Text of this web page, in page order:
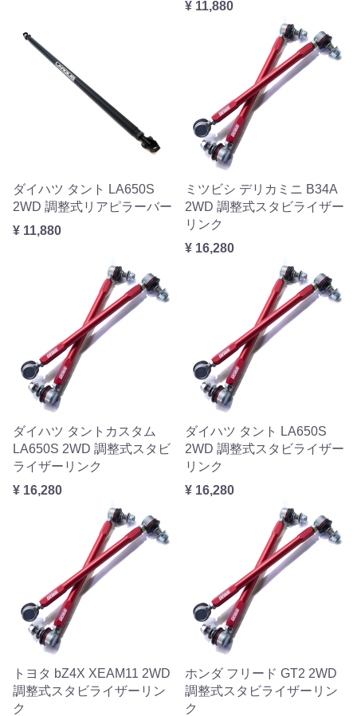
¥ 11,880
ダイハツ タント LA650S
2WD 調整式リアピラーバー
¥ 11,880
ミツビシ デリカミニ B34A
2WD 調整式スタビライザー
リンク
¥ 16,280
ダイハツ タントカスタム
LA650S 2WD 調整式スタビ
ライザーリンク
¥ 16,280
ダイハツ タント LA650S
2WD 調整式スタビライザー
リンク
¥ 16,280
トヨタ bZ4X XEAM11 2WD
調整式スタビライザーリン
ク
ホンダ フリード GT2 2WD
調整式スタビライザーリン
ク